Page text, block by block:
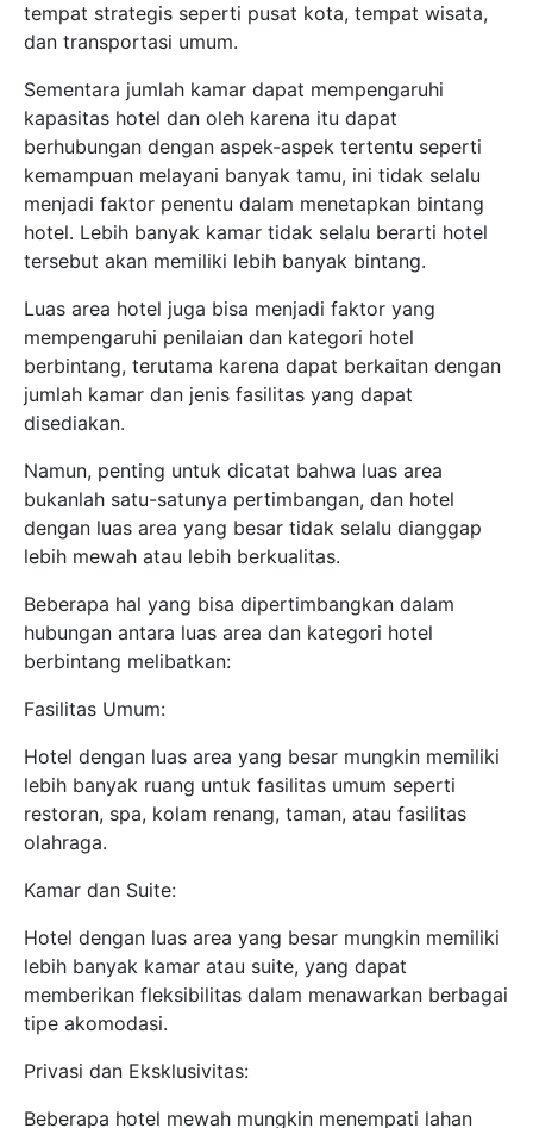
tempat strategis seperti pusat kota, tempat wisata,
dan transportasi umum.
Sementara jumlah kamar dapat mempengaruhi
kapasitas hotel dan oleh karena itu dapat
berhubungan dengan aspek-aspek tertentu seperti
kemampuan melayani banyak tamu, ini tidak selalu
menjadi faktor penentu dalam menetapkan bintang
hotel. Lebih banyak kamar tidak selalu berarti hotel
tersebut akan memiliki lebih banyak bintang.
Luas area hotel juga bisa menjadi faktor yang
mempengaruhi penilaian dan kategori hotel
berbintang, terutama karena dapat berkaitan dengan
jumlah kamar dan jenis fasilitas yang dapat
disediakan.
Namun, penting untuk dicatat bahwa luas area
bukanlah satu-satunya pertimbangan, dan hotel
dengan luas area yang besar tidak selalu dianggap
lebih mewah atau lebih berkualitas.
Beberapa hal yang bisa dipertimbangkan dalam
hubungan antara luas area dan kategori hotel
berbintang melibatkan:
Fasilitas Umum:
Hotel dengan luas area yang besar mungkin memiliki
lebih banyak ruang untuk fasilitas umum seperti
restoran, spa, kolam renang, taman, atau fasilitas
olahraga.
Kamar dan Suite:
Hotel dengan luas area yang besar mungkin memiliki
lebih banyak kamar atau suite, yang dapat
memberikan fleksibilitas dalam menawarkan berbagai
tipe akomodasi.
Privasi dan Eksklusivitas:
Beberapa hotel mewah mungkin menempati lahan